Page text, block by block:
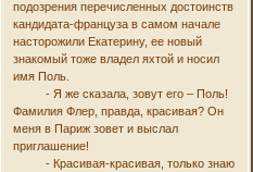
подозрения перечисленных достоинств
кандидата-француза в самом начале
насторожили Екатерину, ее новый
знакомый тоже владел яхтой и носил
имя Поль.
- Я же сказала, зовут его – Поль!
Фамилия Флер, правда, красивая? Он
меня в Париж зовет и выслал
приглашение!
- Красивая-красивая, только знаю